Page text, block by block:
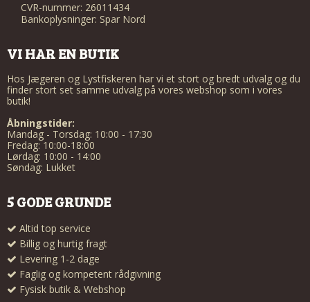
CVR-nummer: 26011434
Bankoplysninger: Spar Nord
VI HAR EN BUTIK
Hos Jægeren og Lystfiskeren har vi et stort og bredt udvalg og du
finder stort set samme udvalg på vores webshop som i vores
butik!
Åbningstider:
Mandag - Torsdag: 10:00 - 17:30
Fredag: 10:00-18:00
Lørdag: 10:00 - 14:00
Søndag: Lukket
5 GODE GRUNDE
Altid top service
Billig og hurtig fragt
Levering 1-2 dage
Faglig og kompetent rådgivning
Fysisk butik & Webshop